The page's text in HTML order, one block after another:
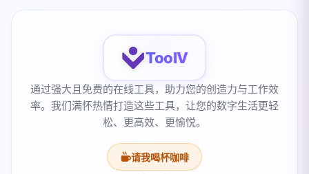
ToolV
通过强大且免费的在线工具，助力您的创造力与工作效
率。我们满怀热情打造这些工具，让您的数字生活更轻
松、更高效、更愉悦。
请我喝杯咖啡